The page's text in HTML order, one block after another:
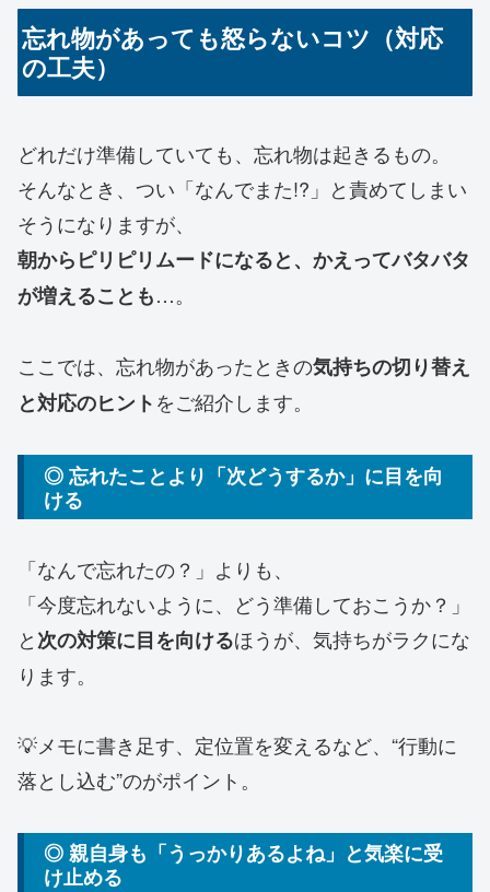
忘れ物があっても怒らないコツ（対応
の工夫）
どれだけ準備していても、忘れ物は起きるもの。
そんなとき、つい「なんでまた!?」と責めてしまい
そうになりますが、
朝からピリピリムードになると、かえってバタバタ
が増えることも…。
ここでは、忘れ物があったときの気持ちの切り替え
と対応のヒントをご紹介します。
◎ 忘れたことより「次どうするか」に目を向
ける
「なんで忘れたの？」よりも、
「今度忘れないように、どう準備しておこうか？」
と次の対策に目を向けるほうが、気持ちがラクにな
ります。
💡メモに書き足す、定位置を変えるなど、“行動に
落とし込む”のがポイント。
◎ 親自身も「うっかりあるよね」と気楽に受
け止める